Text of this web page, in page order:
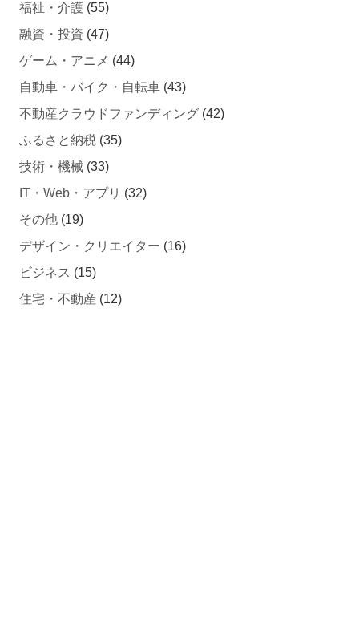
福祉・介護 (55)
融資・投資 (47)
ゲーム・アニメ (44)
自動車・バイク・自転車 (43)
不動産クラウドファンディング (42)
ふるさと納税 (35)
技術・機械 (33)
IT・Web・アプリ (32)
その他 (19)
デザイン・クリエイター (16)
ビジネス (15)
住宅・不動産 (12)